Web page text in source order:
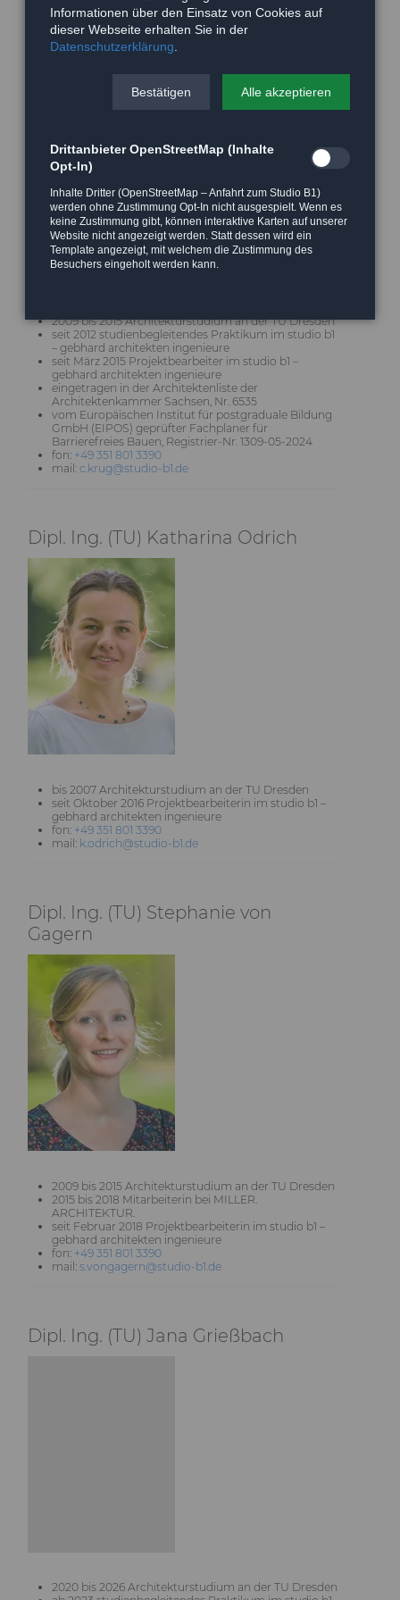
Architekt Dipl. Ing. (TU) Christian
2009 bis 2015 Architekturstudium an der TU Dresden
seit 2012 studienbegleitendes Praktikum im studio b1
– gebhard architekten ingenieure
seit März 2015 Projektbearbeiter im studio b1 –
gebhard architekten ingenieure
eingetragen in der Architektenliste der
Architektenkammer Sachsen, Nr. 6535
vom Europäischen Institut für postgraduale Bildung
GmbH (EIPOS) geprüfter Fachplaner für
Barrierefreies Bauen, Registrier-Nr. 1309-05-2024
fon: +49 351 801 3390
mail:c.krug@studio-b1.de
Dipl. Ing. (TU) Katharina Odrich
bis 2007 Architekturstudium an der TU Dresden
seit Oktober 2016 Projektbearbeiterin im studio b1 –
gebhard architekten ingenieure
fon: +49 351 801 3390
mail: k.odrich@studio-b1.de
Dipl. Ing. (TU) Stephanie von
Gagern
2009 bis 2015 Architekturstudium an der TU Dresden
2015 bis 2018 Mitarbeiterin bei MILLER.
ARCHITEKTUR.
seit Februar 2018 Projektbearbeiterin im studio b1 –
gebhard architekten ingenieure
fon: +49 351 801 3390
mail:s.vongagern@studio-b1.de
Dipl. Ing. (TU) Jana Grießbach
2020 bis 2026 Architekturstudium an der TU Dresden
Informationen über den Einsatz von Cookies auf
dieser Webseite erhalten Sie in der
Datenschutzerklärung
Bestätigen Alle akzeptieren
Drittanbieter OpenStreetMap (Inhalte
Opt-In)
Inhalte Dritter (OpenStreetMap – Anfahrt zum Studio B1)
werden ohne Zustimmung Opt-In nicht ausgespielt. Wenn es
keine Zustimmung gibt, können interaktive Karten auf unserer
Website nicht angezeigt werden. Statt dessen wird ein
Template angezeigt, mit welchem die Zustimmung des
Besuchers eingeholt werden kann.